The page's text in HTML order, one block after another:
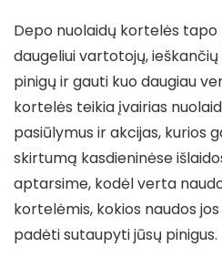
Depo nuolaidų kortelės
daugeliui vartotojų,
pinigų ir gauti kuo daugiau
kortelės teikia įvairias
pasiūlymus ir akcijas, kurios
skirtumą kasdieninėse
aptarsime, kodėl verta
kortelėmis, kokios naudos
padėti sutaupyti jūsų pinigus.